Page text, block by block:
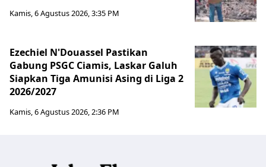
Kamis, 6 Agustus 2026, 3:35 PM
Ezechiel N'Douassel Pastikan
Gabung PSGC Ciamis, Laskar Galuh
Siapkan Tiga Amunisi Asing di Liga 2
2026/2027
Kamis, 6 Agustus 2026, 2:36 PM